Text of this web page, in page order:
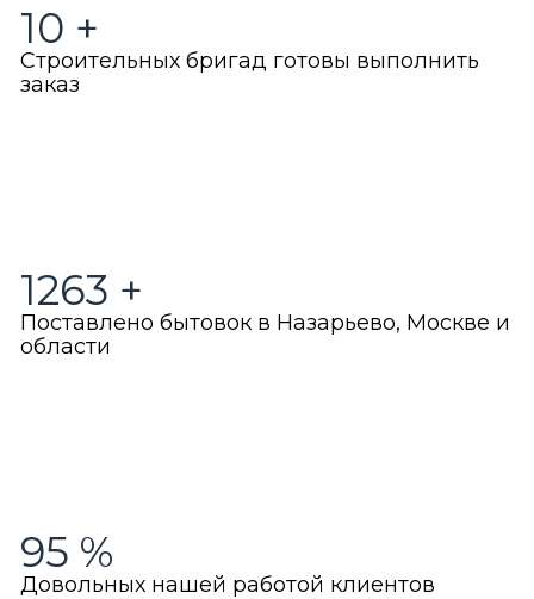
10 +
Строительных бригад готовы выполнить
заказ
1263 +
Поставлено бытовок в Назарьево, Москве и
области
95 %
Довольных нашей работой клиентов